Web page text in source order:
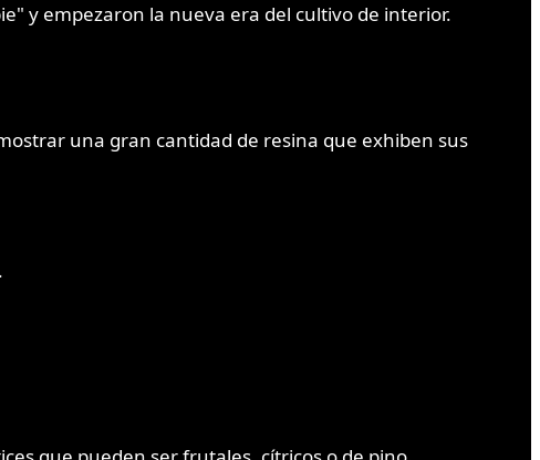
y empezaron la nueva era del cultivo de interior.
una gran cantidad de resina que exhiben sus